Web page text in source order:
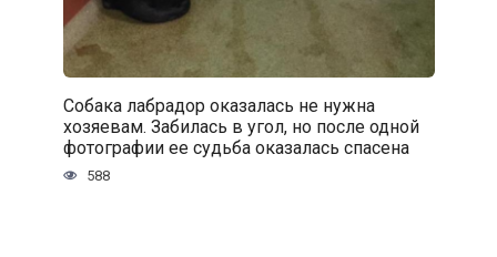
Собака лабрадор оказалась не нужна
хозяевам. Забилась в угол, но после одной
фотографии ее судьба оказалась спасена
588